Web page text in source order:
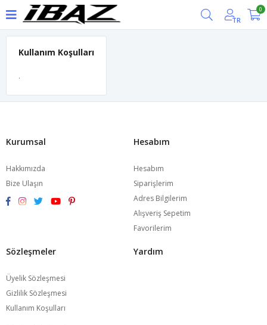
TR
0
Kullanım Koşulları
.
Kurumsal
Hakkımızda
Bize Ulaşın
Hesabım
Hesabım
Siparişlerim
Adres Bilgilerim
Alışveriş Sepetim
Favorilerim
Sözleşmeler
Üyelik Sözleşmesi
Gizlilik Sözleşmesi
Kullanım Koşulları
Yardım